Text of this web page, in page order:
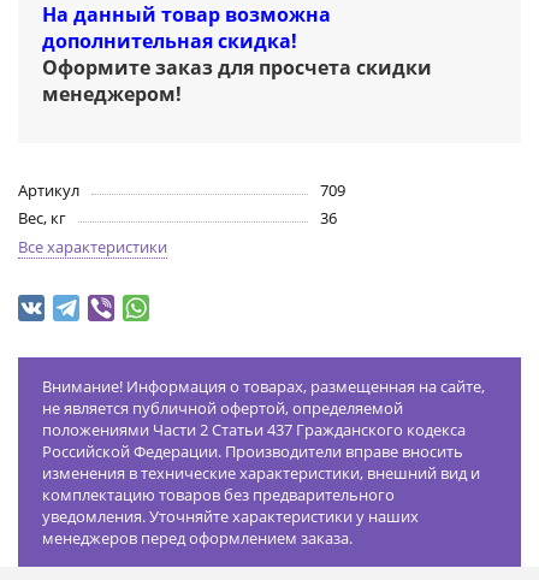
На данный товар возможна
дополнительная скидка!
Оформите заказ для просчета скидки
менеджером!
Артикул
709
Вес, кг
36
Все характеристики
Внимание! Информация о товарах, размещенная на сайте,
не является публичной офертой, определяемой
положениями Части 2 Статьи 437 Гражданского кодекса
Российской Федерации. Производители вправе вносить
изменения в технические характеристики, внешний вид и
комплектацию товаров без предварительного
уведомления. Уточняйте характеристики у наших
менеджеров перед оформлением заказа.